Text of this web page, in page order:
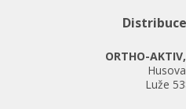
ORTHO-
Luže